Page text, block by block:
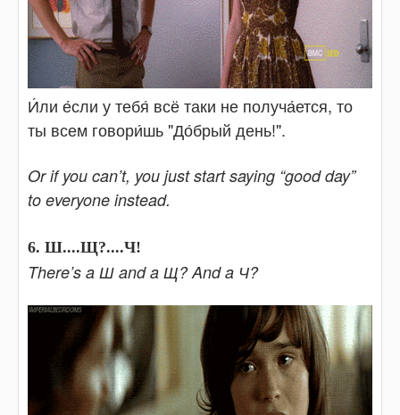
И́ли е́сли у тебя́ всё таки не получа́ется, то
ты всем говори́шь "До́брый день!".
Or if you can’t, you just start saying “good day”
to everyone instead.
6. Ш....Щ?....Ч!
There’s a Ш and a Щ? And a Ч?